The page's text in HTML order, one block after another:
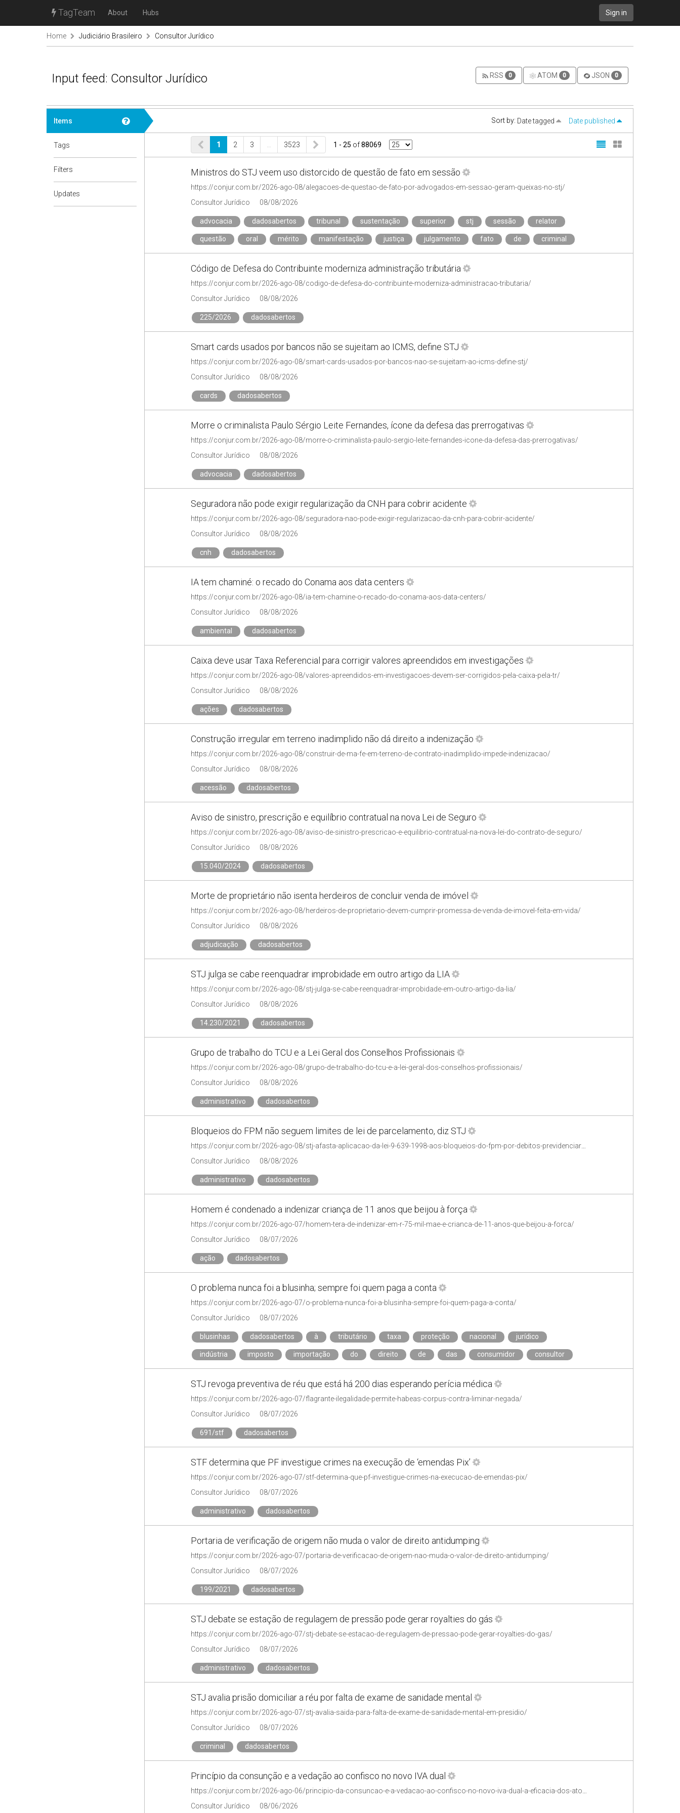
TagTeam About Hubs Sign in
Home Judiciário Brasileiro Consultor Jurídico
Input feed: Consultor Jurídico RSS 0 ATOM 0 JSON 0
Items
Tags
Filters
Updates
Sort by: Date tagged Date published
1 2 3 3523 1 - 25 of88069
Ministros do STJ veem uso distorcido de questão de fato em sessão
https://conjur.com.br/2026-ago-08/alegacoes-de-questao-de-fato-por-advogados-em-sessao-geram-queixas-no-stj/
Consultor Jurídico
08/08/2026
advocacia dadosabertos tribunal sustentação superior stj sessão relator
questão oral mérito manifestação justiça julgamento fato de criminal
Código de Defesa do Contribuinte moderniza administração tributária
https://conjur.com.br/2026-ago-08/codigo-de-defesa-do-contribuinte-moderniza-administracao-tributaria/
Consultor Jurídico
08/08/2026
225/2026 dadosabertos
Smart cards usados por bancos não se sujeitam ao ICMS, define STJ
https://conjur.com.br/2026-ago-08/smart-cards-usados-por-bancos-nao-se-sujeitam-ao-icms-define-stj/
Consultor Jurídico
08/08/2026
cards dadosabertos
Morre o criminalista Paulo Sérgio Leite Fernandes, ícone da defesa das prerrogativas
https://conjur.com.br/2026-ago-08/morre-o-criminalista-paulo-sergio-leite-fernandes-icone-da-defesa-das-prerrogativas/
Consultor Jurídico
08/08/2026
advocacia dadosabertos
Seguradora não pode exigir regularização da CNH para cobrir acidente
https://conjur.com.br/2026-ago-08/seguradora-nao-pode-exigir-regularizacao-da-cnh-para-cobrir-acidente/
Consultor Jurídico
08/08/2026
cnh dadosabertos
IA tem chaminé: o recado do Conama aos data centers
https://conjur.com.br/2026-ago-08/ia-tem-chamine-o-recado-do-conama-aos-data-centers/
Consultor Jurídico
08/08/2026
ambiental dadosabertos
Caixa deve usar Taxa Referencial para corrigir valores apreendidos em investigações
https://conjur.com.br/2026-ago-08/valores-apreendidos-em-investigacoes-devem-ser-corrigidos-pela-caixa-pela-tr/
Consultor Jurídico
08/08/2026
ações dadosabertos
Construção irregular em terreno inadimplido não dá direito a indenização
https://conjur.com.br/2026-ago-08/construir-de-ma-fe-em-terreno-de-contrato-inadimplido-impede-indenizacao/
Consultor Jurídico
08/08/2026
acessão dadosabertos
Aviso de sinistro, prescrição e equilíbrio contratual na nova Lei de Seguro
https://conjur.com.br/2026-ago-08/aviso-de-sinistro-prescricao-e-equilibrio-contratual-na-nova-lei-do-contrato-de-seguro/
Consultor Jurídico
08/08/2026
15.040/2024 dadosabertos
Morte de proprietário não isenta herdeiros de concluir venda de imóvel
https://conjur.com.br/2026-ago-08/herdeiros-de-proprietario-devem-cumprir-promessa-de-venda-de-imovel-feita-em-vida/
Consultor Jurídico
08/08/2026
adjudicação dadosabertos
STJ julga se cabe reenquadrar improbidade em outro artigo da LIA
https://conjur.com.br/2026-ago-08/stj-julga-se-cabe-reenquadrar-improbidade-em-outro-artigo-da-lia/
Consultor Jurídico
08/08/2026
14.230/2021 dadosabertos
Grupo de trabalho do TCU e a Lei Geral dos Conselhos Profissionais
https://conjur.com.br/2026-ago-08/grupo-de-trabalho-do-tcu-e-a-lei-geral-dos-conselhos-profissionais/
Consultor Jurídico
08/08/2026
administrativo dadosabertos
Bloqueios do FPM não seguem limites de lei de parcelamento, diz STJ
https://conjur.com.br/2026-ago-08/stj-afasta-aplicacao-da-lei-9-639-1998-aos-bloqueios-do-fpm-por-debitos-previdenciarios/
Consultor Jurídico
08/08/2026
administrativo dadosabertos
Homem é condenado a indenizar criança de 11 anos que beijou à força
https://conjur.com.br/2026-ago-07/homem-tera-de-indenizar-em-r-75-mil-mae-e-crianca-de-11-anos-que-beijou-a-forca/
Consultor Jurídico
08/07/2026
ação dadosabertos
O problema nunca foi a blusinha; sempre foi quem paga a conta
https://conjur.com.br/2026-ago-07/o-problema-nunca-foi-a-blusinha-sempre-foi-quem-paga-a-conta/
Consultor Jurídico
08/07/2026
blusinhas dadosabertos à tributário taxa proteção nacional jurídico
indústria imposto importação do direito de das consumidor consultor
STJ revoga preventiva de réu que está há 200 dias esperando perícia médica
https://conjur.com.br/2026-ago-07/flagrante-ilegalidade-permite-habeas-corpus-contra-liminar-negada/
Consultor Jurídico
08/07/2026
691/stf dadosabertos
STF determina que PF investigue crimes na execução de ‘emendas Pix’
https://conjur.com.br/2026-ago-07/stf-determina-que-pf-investigue-crimes-na-execucao-de-emendas-pix/
Consultor Jurídico
08/07/2026
administrativo dadosabertos
Portaria de verificação de origem não muda o valor de direito antidumping
https://conjur.com.br/2026-ago-07/portaria-de-verificacao-de-origem-nao-muda-o-valor-de-direito-antidumping/
Consultor Jurídico
08/07/2026
199/2021 dadosabertos
STJ debate se estação de regulagem de pressão pode gerar royalties do gás
https://conjur.com.br/2026-ago-07/stj-debate-se-estacao-de-regulagem-de-pressao-pode-gerar-royalties-do-gas/
Consultor Jurídico
08/07/2026
administrativo dadosabertos
STJ avalia prisão domiciliar a réu por falta de exame de sanidade mental
https://conjur.com.br/2026-ago-07/stj-avalia-saida-para-falta-de-exame-de-sanidade-mental-em-presidio/
Consultor Jurídico
08/07/2026
criminal dadosabertos
Princípio da consunção e a vedação ao confisco no novo IVA dual
Consultor Jurídico
08/06/2026